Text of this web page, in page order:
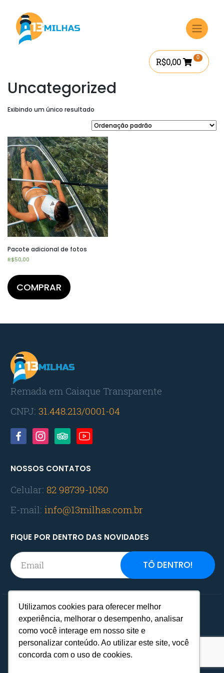
Utilizamos cookies para oferecer melhor
experiência, melhorar o desempenho, analisar
como você interage em nosso site e
personalizar conteúdo. Ao utilizar este site, você
concorda com o uso de cookies.
conteúdo
R$0,00 0
Uncategorized
Exibindo um único resultado
Pacote adicional de fotos
R$50,00
COMPRAR
Remada em Caiaque Transparente
CNPJ: 31.448.213/0001-04
NOSSOS CONTATOS
Celular: 82 98739-1050
E-mail: info@13milhas.com.br
FIQUE POR DENTRO DAS NOVIDADES
Home Reservas
Dúvidas
Contatos